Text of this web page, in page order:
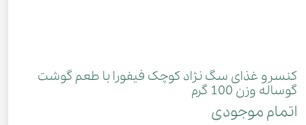
کنسرو غذای سگ نژاد کوچک فیفورا با طعم گوشت
گوساله وزن 100 گرم
اتمام موجودی